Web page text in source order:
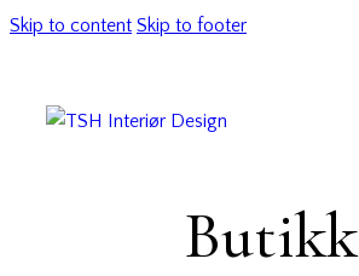
Skip to content Skip to footer
Butikk